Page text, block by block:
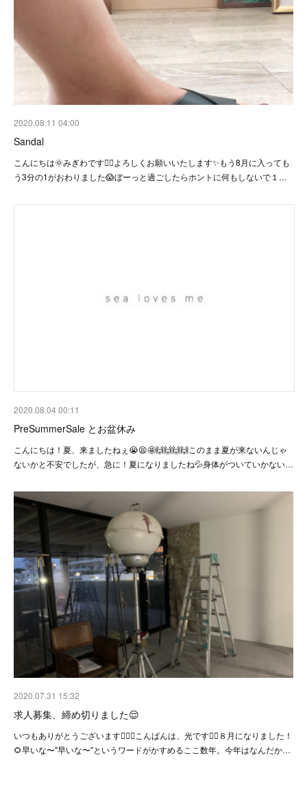
2020.08.11 04:00
Sandal
こんにちは🌞みぎわです💁‍♀️よろしくお願いいたします✨もう8月に入っても
う3分の1がおわりました😱ぼーっと過ごしたらホントに何もしないで１…
2020.08.04 00:11
PreSummerSale とお盆休み
こんにちは！夏、来ましたねぇ😭😫🤩🙌🙌🙌🙌このまま夏が来ないんじゃ
ないかと不安でしたが、急に！夏になりましたね💦身体がついていかない…
2020.07.31 15:32
求人募集、締め切りました😌
いつもありがとうございます🙇‍♀️✨こんばんは、光です🙇‍♀️８月になりました！
🌻早いな〜"早いな〜"というワードがかすめるここ数年。今年はなんだか…